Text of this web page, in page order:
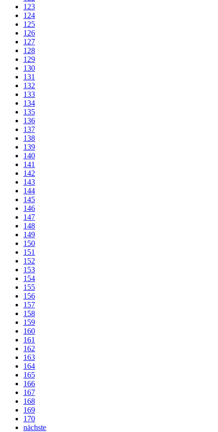
123
124
125
126
127
128
129
130
131
132
133
134
135
136
137
138
139
140
141
142
143
144
145
146
147
148
149
150
151
152
153
154
155
156
157
158
159
160
161
162
163
164
165
166
167
168
169
170
nächste